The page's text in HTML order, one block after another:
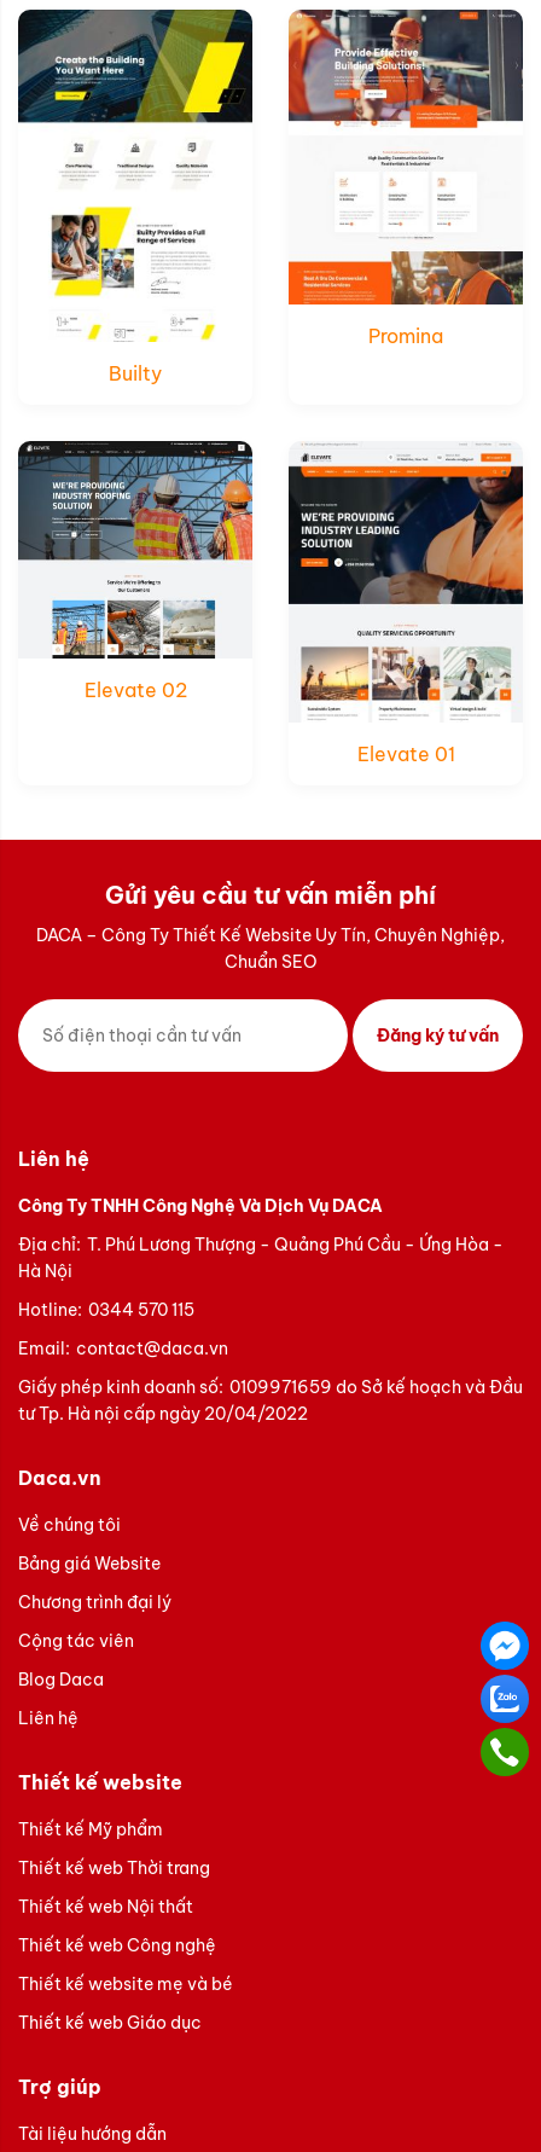
Chi tiết
Builty
Chi tiết
Promina
Chi tiết
Elevate 02
Chi tiết
Elevate 01
Gửi yêu cầu tư vấn miễn phí
DACA – Công Ty Thiết Kế Website Uy Tín, Chuyên Nghiệp,
Chuẩn SEO
Đăng ký tư vấn
Liên hệ
Công Ty TNHH Công Nghệ Và Dịch Vụ DACA
Địa chỉ: T. Phú Lương Thượng - Quảng Phú Cầu - Ứng Hòa -
Hà Nội
Hotline: 0344 570 115
Email: contact@daca.vn
Giấy phép kinh doanh số: 0109971659 do Sở kế hoạch và Đầu
tư Tp. Hà nội cấp ngày 20/04/2022
Daca.vn
Về chúng tôi
Bảng giá Website
Chương trình đại lý
Cộng tác viên
Blog Daca
Liên hệ
Thiết kế website
Thiết kế Mỹ phẩm
Thiết kế web Thời trang
Thiết kế web Nội thất
Thiết kế web Công nghệ
Thiết kế website mẹ và bé
Thiết kế web Giáo dục
Trợ giúp
Tài liệu hướng dẫn